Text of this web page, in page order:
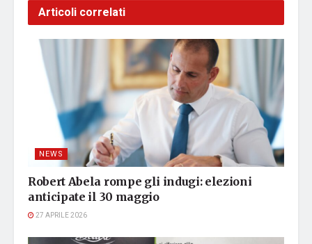
Articoli correlati
NEWS
Robert Abela rompe gli indugi: elezioni
anticipate il 30 maggio
27 APRILE 2026